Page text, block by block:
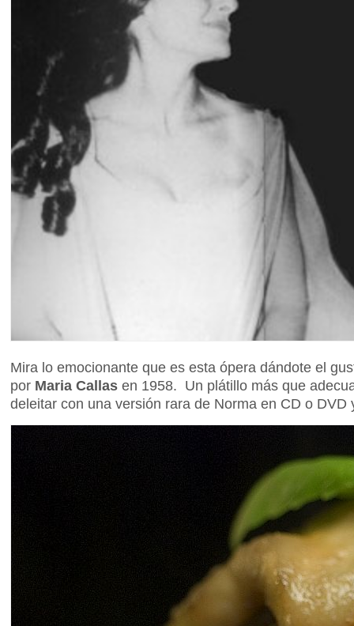
Mira lo emocionante que es esta ópera dándote el
por Maria Callas en 1958. Un plátillo más que
deleitar con una versión rara de Norma en CD o